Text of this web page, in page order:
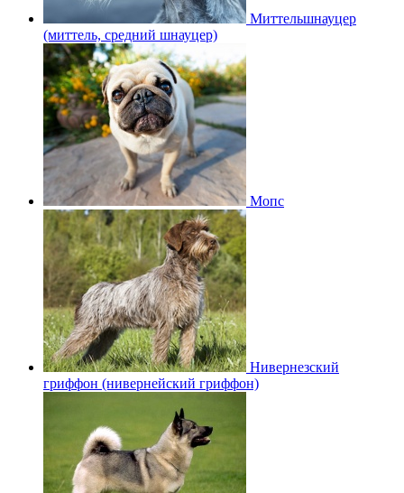
Миттельшнауцер
(миттель, средний шнауцер)
Мопс
Нивернезский
гриффон (нивернейский гриффон)